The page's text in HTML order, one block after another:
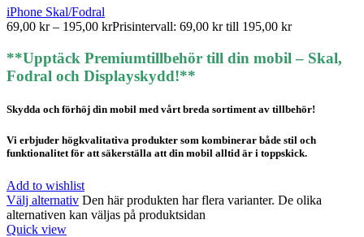
iPhone Skal/Fodral
69,00 kr – 195,00 krPrisintervall: 69,00 kr till 195,00 kr
**Upptäck Premiumtillbehör till din mobil – Skal,
Fodral och Displayskydd!**
Skydda och förhöj din mobil med vårt breda sortiment av tillbehör!
Vi erbjuder högkvalitativa produkter som kombinerar både stil och
funktionalitet för att säkerställa att din mobil alltid är i toppskick.
Add to wishlist
Välj alternativ Den här produkten har flera varianter. De olika
alternativen kan väljas på produktsidan
Quick view